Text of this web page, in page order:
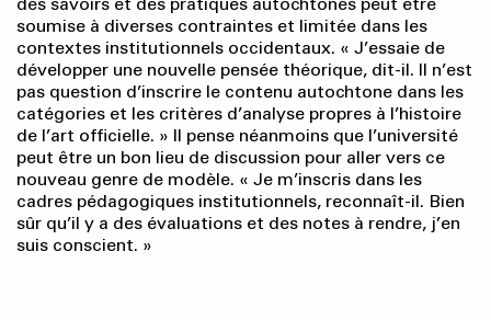
des savoirs et des pratiques autochtones peut être
soumise à diverses contraintes et limitée dans les
contextes institutionnels occidentaux. « J’essaie de
développer une nouvelle pensée théorique, dit-il. Il n’est
pas question d’inscrire le contenu autochtone dans les
catégories et les critères d’analyse propres à l’histoire
de l’art officielle. » Il pense néanmoins que l’université
peut être un bon lieu de discussion pour aller vers ce
nouveau genre de modèle. « Je m’inscris dans les
cadres pédagogiques institutionnels, reconnaît-il. Bien
sûr qu’il y a des évaluations et des notes à rendre, j’en
suis conscient. »